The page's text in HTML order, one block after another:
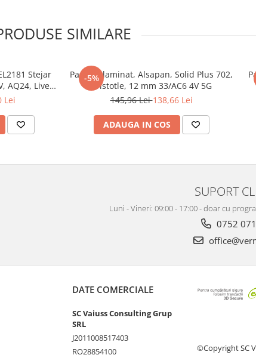
lemnului
1993,
de 700 de
laminat,
SIMILARE
Stejar
AQ24, Live
Lei
-5%
Parchet laminat, Alsapan, Solid Plus 702,
Aristotle, 12 mm 33/AC6 4V 5G
145,96 Lei138,66 Lei
ADAUGA IN COS
SUPORT
Luni - Vineri: 09:00 - 17:00 - doar cu
0752
DATE COMERCIALE
SC Vaiuss Consulting Grup
SRL
J2011008517403
RO28854100
©Copyright SC